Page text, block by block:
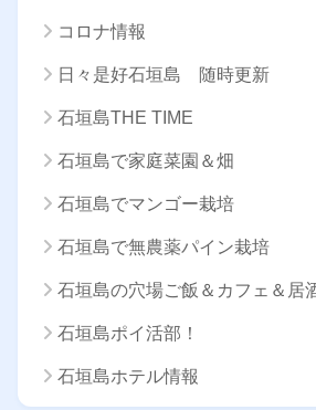
コロナ情報
日々是好石垣島 随時更新
石垣島THE TIME
石垣島で家庭菜園＆畑
石垣島でマンゴー栽培
石垣島で無農薬パイン栽培
石垣島の穴場ご飯＆カフェ＆居
石垣島ポイ活部！
石垣島ホテル情報